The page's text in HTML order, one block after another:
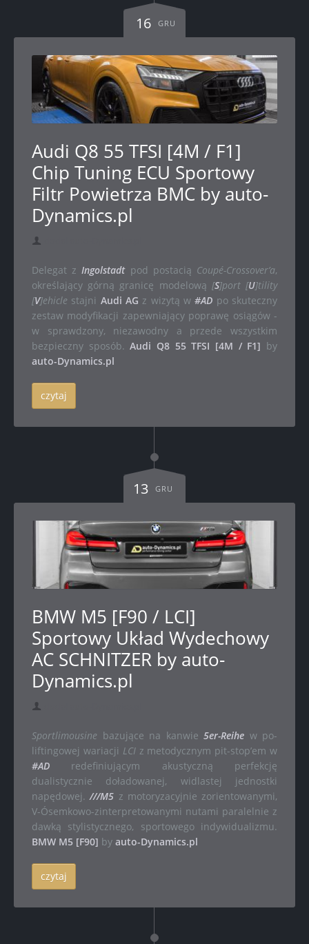
16 GRU
Audi Q8 55 TFSI [4M / F1]
Chip Tuning ECU Sportowy
Filtr Powietrza BMC by auto-
Dynamics.pl
Delegat zIngolstadtpod postacią Coupé-Crossover’a,
określający górną granicę modelową [S]port [U]tility
[V]ehicle stajni Audi AG z wizytą w#AD po skuteczny
zestaw modyfikacji zapewniający poprawę osiągów -
w sprawdzony, niezawodny a przede wszystkim
bezpieczny sposób.Audi Q8 55 TFSI [4M / F1] by
auto-Dynamics.pl
czytaj
13 GRU
BMW M5 [F90 / LCI]
Sportowy Układ Wydechowy
AC SCHNITZER by auto-
Dynamics.pl
Sportlimousine bazujące na kanwie 5er-Reihe w po-
liftingowej wariacji LCIz metodycznym pit-stop’em w
#AD redefiniującym akustyczną perfekcję
dualistycznie doładowanej, widlastej jednostki
napędowej.///M5 z motoryzacyjnie zorientowanymi,
V-Ósemkowo-zinterpretowanymi nutami paralelnie z
dawką stylistycznego, sportowego indywidualizmu.
BMW M5 [F90] by auto-Dynamics.pl
czytaj